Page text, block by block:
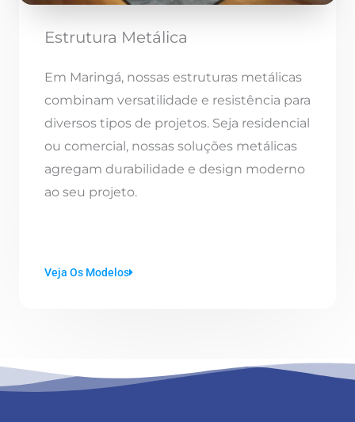
Estrutura Metálica
Em Maringá, nossas estruturas metálicas
combinam versatilidade e resistência para
diversos tipos de projetos. Seja residencial
ou comercial, nossas soluções metálicas
agregam durabilidade e design moderno
ao seu projeto.
Veja Os Modelos